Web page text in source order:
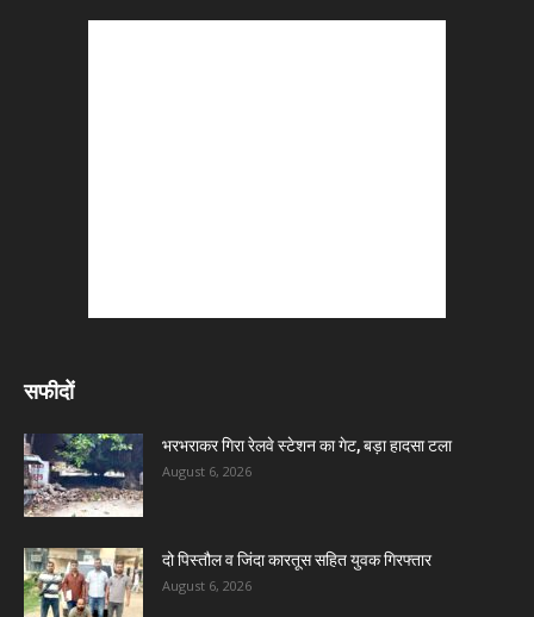
सफीदों
भरभराकर गिरा रेलवे स्टेशन का गेट, बड़ा हादसा टला
August 6, 2026
दो पिस्तौल व जिंदा कारतूस सहित युवक गिरफ्तार
August 6, 2026